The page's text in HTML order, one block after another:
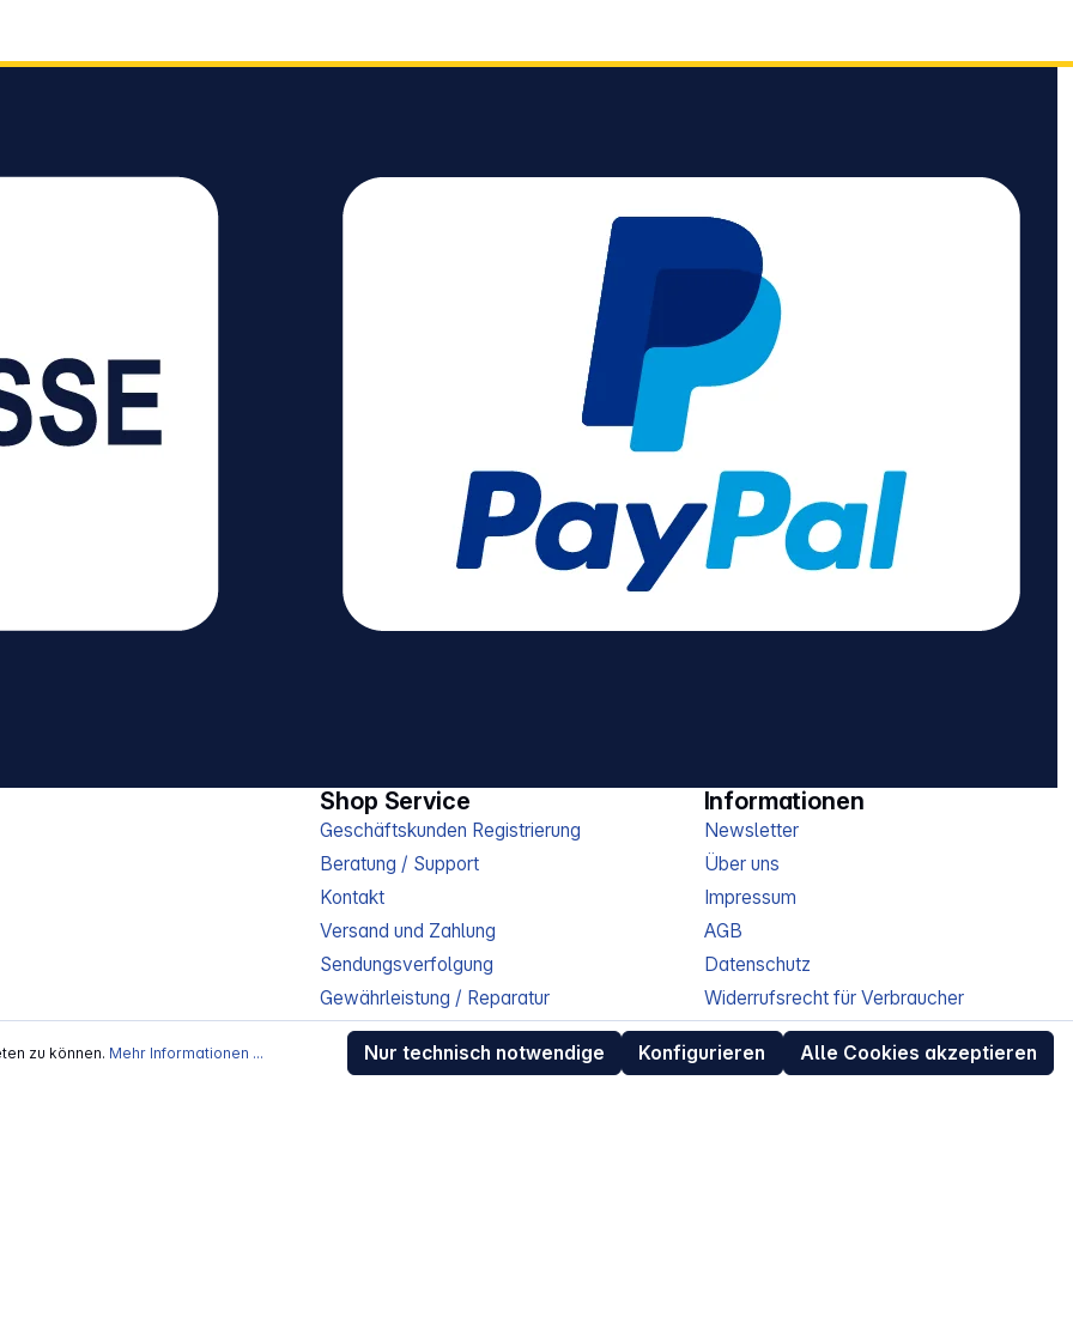
Shop Service
Geschäftskunden Registrierung
Beratung / Support
Kontakt
Versand und Zahlung
Sendungsverfolgung
Gewährleistung / Reparatur
Erklärung zur Barrierefreiheit
Download-Center
Informationen
Newsletter
Über uns
Impressum
AGB
Datenschutz
Widerrufsrecht für Verbraucher
Retouren (RMA) für Business-Kunden
Entsorgungshinweise /
zu können. Mehr Informationen ... Nur technisch notwendige Konfigurieren Alle Cookies akzeptieren